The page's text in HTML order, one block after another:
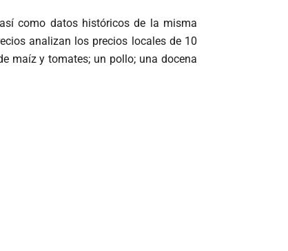
como datos históricos de la misma
analizan los precios locales de 10
maíz y tomates; un pollo; una docena